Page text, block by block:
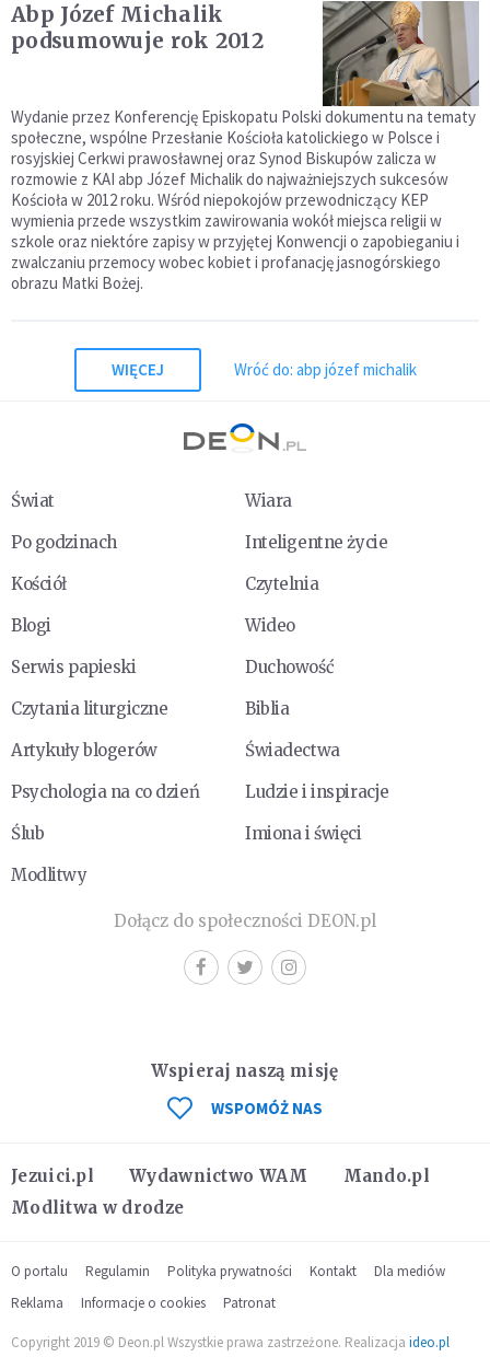
Abp Józef Michalik
podsumowuje rok 2012
Wydanie przez Konferencję Episkopatu Polski dokumentu na tematy
społeczne, wspólne Przesłanie Kościoła katolickiego w Polsce i
rosyjskiej Cerkwi prawosławnej oraz Synod Biskupów zalicza w
rozmowie z KAI abp Józef Michalik do najważniejszych sukcesów
Kościoła w 2012 roku. Wśród niepokojów przewodniczący KEP
wymienia przede wszystkim zawirowania wokół miejsca religii w
szkole oraz niektóre zapisy w przyjętej Konwencji o zapobieganiu i
zwalczaniu przemocy wobec kobiet i profanację jasnogórskiego
obrazu Matki Bożej.
WIĘCEJ Wróć do: abp józef michalik
Świat
Wiara
Po godzinach
Inteligentne życie
Kościół
Czytelnia
Blogi
Wideo
Serwis papieski
Duchowość
Czytania liturgiczne
Biblia
Artykuły blogerów
Świadectwa
Psychologia na co dzień
Ludzie i inspiracje
Ślub
Imiona i święci
Modlitwy
Dołącz do społeczności DEON.pl
Jezuici.pl Wydawnictwo WAM
Mando.pl
Modlitwa w drodze
Wspieraj naszą misję
WSPOMÓŻ NAS
O portalu Regulamin Polityka prywatności Kontakt
Dla mediów
Reklama
Informacje o cookies Patronat
Copyright 2019 © Deon.pl Wszystkie prawa zastrzeżone. Realizacja ideo.pl